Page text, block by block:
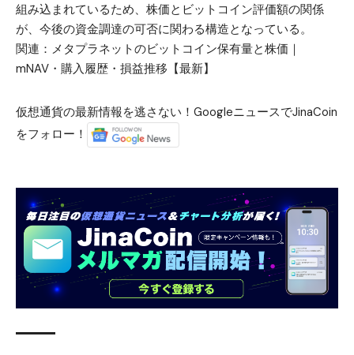
組み込まれているため、株価とビットコイン評価額の関係
が、今後の資金調達の可否に関わる構造となっている。
関連： メタプラネットのビットコイン保有量と株価｜
mNAV・購入履歴・損益推移【最新】
仮想通貨の最新情報を逃さない！GoogleニュースでJinaCoin
をフォロー！